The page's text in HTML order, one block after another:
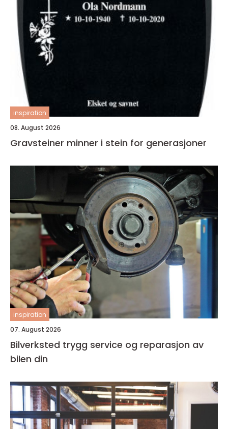
inspiration
08. August 2026
Gravsteiner minner i stein for generasjoner
inspiration
07. August 2026
Bilverksted trygg service og reparasjon av
bilen din